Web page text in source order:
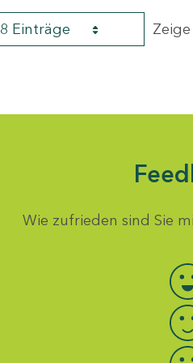
8 Einträge
Wie zufrieden sind Sie